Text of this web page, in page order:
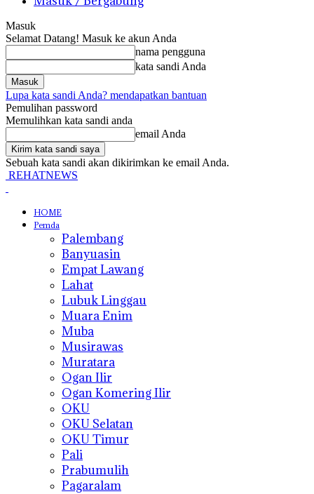
Masuk
Selamat Datang! Masuk ke akun Anda
nama pengguna
kata sandi Anda
Lupa kata sandi Anda? mendapatkan bantuan
Pemulihan password
Memulihkan kata sandi anda
email Anda
Sebuah kata sandi akan dikirimkan ke email Anda.
REHATNEWS
HOME
Pemda
Palembang
Banyuasin
Empat Lawang
Lahat
Lubuk Linggau
Muara Enim
Muba
Musirawas
Muratara
Ogan Ilir
Ogan Komering Ilir
OKU
OKU Selatan
OKU Timur
Pali
Prabumulih
Pagaralam